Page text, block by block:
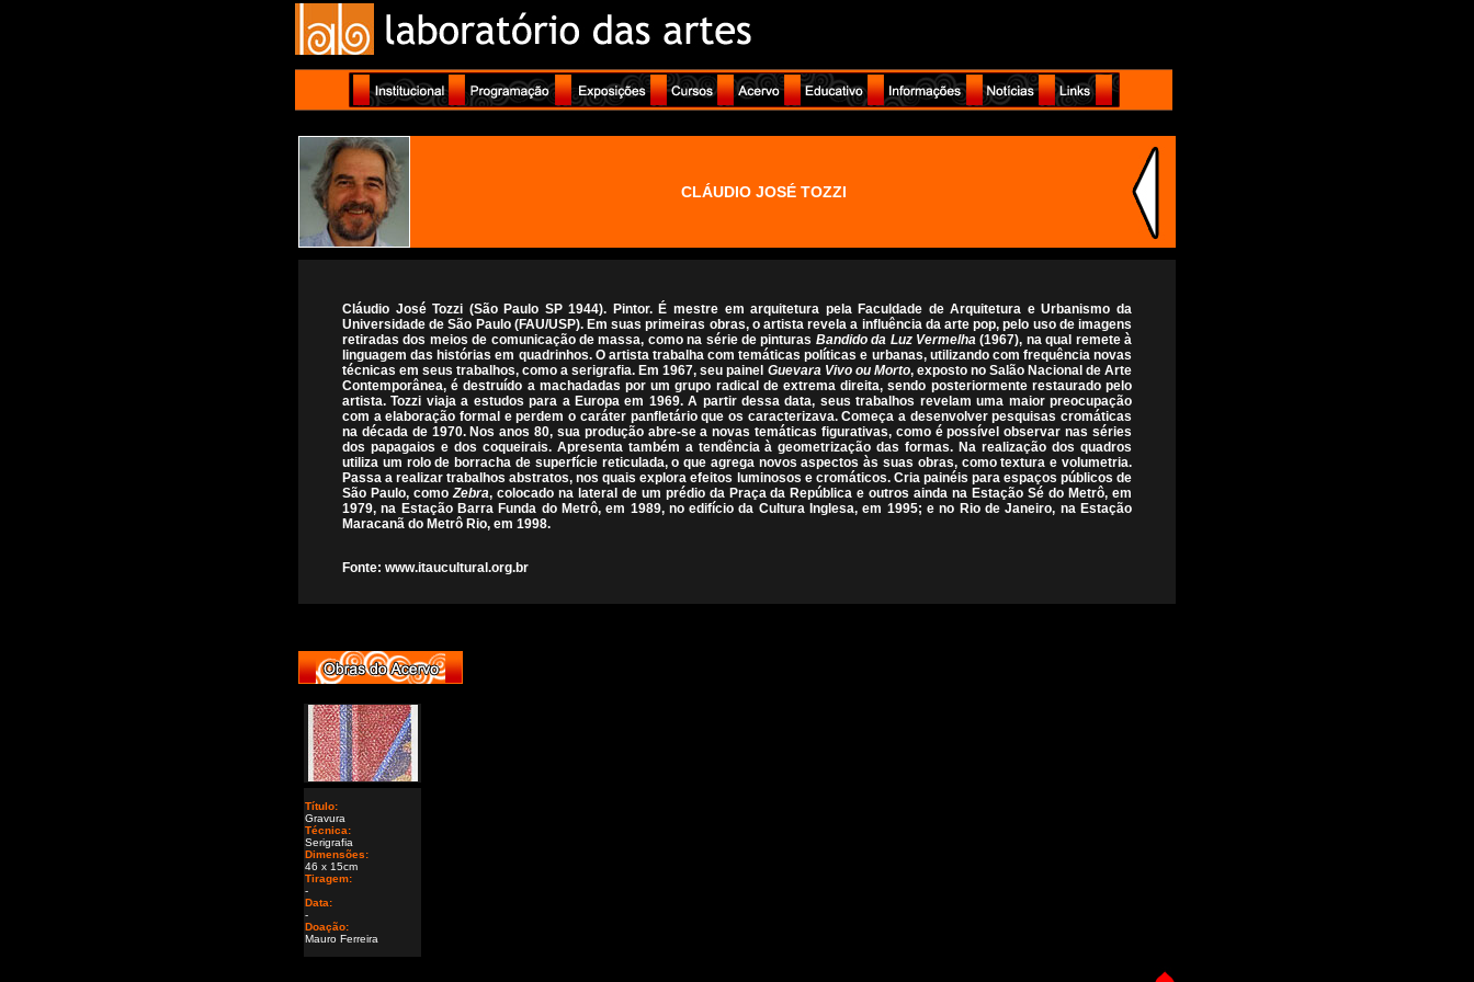
CLÁUDIO JOSÉ TOZZI
Cláudio José Tozzi (São Paulo SP 1944). Pintor. É mestre em arquitetura pela Faculdade de Arquitetura e Urbanismo da
Universidade de São Paulo (FAU/USP). Em suas primeiras obras, o artista revela a influência da arte pop, pelo uso de imagens
retiradas dos meios de comunicação de massa, como na série de pinturas Bandido da Luz Vermelha (1967), na qual remete à
linguagem das histórias em quadrinhos. O artista trabalha com temáticas políticas e urbanas, utilizando com frequência novas
técnicas em seus trabalhos, como a serigrafia. Em 1967, seu painel Guevara Vivo ou Morto, exposto no Salão Nacional de Arte
Contemporânea, é destruído a machadadas por um grupo radical de extrema direita, sendo posteriormente restaurado pelo
artista. Tozzi viaja a estudos para a Europa em 1969. A partir dessa data, seus trabalhos revelam uma maior preocupação
com a elaboração formal e perdem o caráter panfletário que os caracterizava. Começa a desenvolver pesquisas cromáticas
na década de 1970. Nos anos 80, sua produção abre-se a novas temáticas figurativas, como é possível observar nas séries
dos papagaios e dos coqueirais. Apresenta também a tendência à geometrização das formas. Na realização dos quadros
utiliza um rolo de borracha de superfície reticulada, o que agrega novos aspectos às suas obras, como textura e volumetria.
Passa a realizar trabalhos abstratos, nos quais explora efeitos luminosos e cromáticos. Cria painéis para espaços públicos de
São Paulo, comoZebra, colocado na lateral de um prédio da Praça da República e outros ainda na Estação Sé do Metrô, em
1979, na Estação Barra Funda do Metrô, em 1989, no edifício da Cultura Inglesa, em 1995; e no Rio de Janeiro, na Estação
Maracanã do Metrô Rio, em 1998.
Fonte: www.itaucultural.org.br
Título:
Gravura
Técnica:
Serigrafia
Dimensões:
46 x 15cm
Tiragem:
-
Data:
-
Doação:
Mauro Ferreira